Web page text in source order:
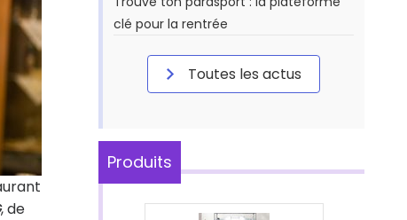
, de
clé pour la rentrée
Toutes les actus
Produits